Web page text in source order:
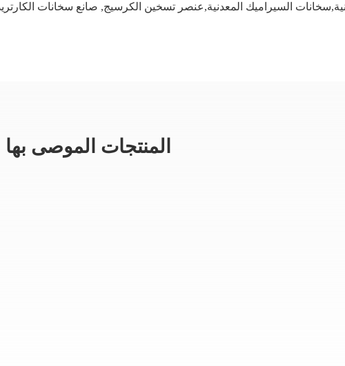
السيراميك المعدنية,عنصر تسخين الكرسيج, صانع سخانات الكارتريدج عالية
المنتجات الموصى بها